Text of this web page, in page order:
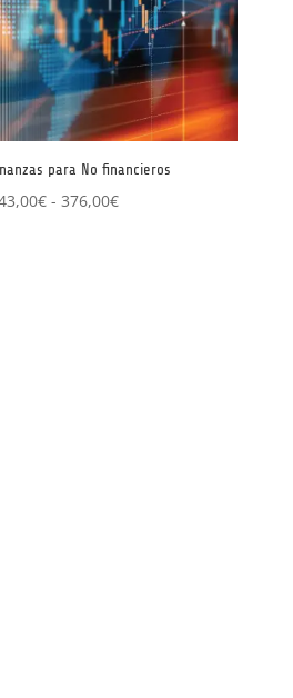
para No financieros
€ - 376,00€Rango